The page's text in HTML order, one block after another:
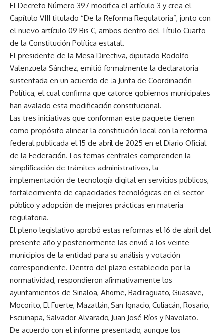
El Decreto Número 397 modifica el artículo 3 y crea el
Capítulo VIII titulado “De la Reforma Regulatoria”, junto con
el nuevo artículo 09 Bis C, ambos dentro del Título Cuarto
de la Constitución Política estatal.
El presidente de la Mesa Directiva, diputado Rodolfo
Valenzuela Sánchez, emitió formalmente la declaratoria
sustentada en un acuerdo de la Junta de Coordinación
Política, el cual confirma que catorce gobiernos municipales
han avalado esta modificación constitucional.
Las tres iniciativas que conforman este paquete tienen
como propósito alinear la constitución local con la reforma
federal publicada el 15 de abril de 2025 en el Diario Oficial
de la Federación. Los temas centrales comprenden la
simplificación de trámites administrativos, la
implementación de tecnología digital en servicios públicos,
fortalecimiento de capacidades tecnológicas en el sector
público y adopción de mejores prácticas en materia
regulatoria.
El pleno legislativo aprobó estas reformas el 16 de abril del
presente año y posteriormente las envió a los veinte
municipios de la entidad para su análisis y votación
correspondiente. Dentro del plazo establecido por la
normatividad, respondieron afirmativamente los
ayuntamientos de Sinaloa, Ahome, Badiraguato, Guasave,
Mocorito, El Fuerte, Mazatlán, San Ignacio, Culiacán, Rosario,
Escuinapa, Salvador Alvarado, Juan José Ríos y Navolato.
De acuerdo con el informe presentado, aunque los